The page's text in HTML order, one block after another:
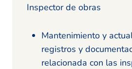
Inspector de obras
Mantenimiento y
registros y
relacionada con las